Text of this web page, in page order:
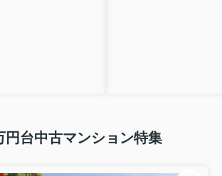
円台中古マンション特集